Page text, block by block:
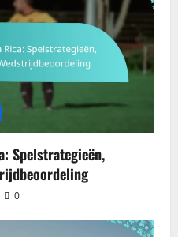
Spelstrategieën,
0